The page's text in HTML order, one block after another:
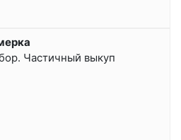
Частичный выкуп